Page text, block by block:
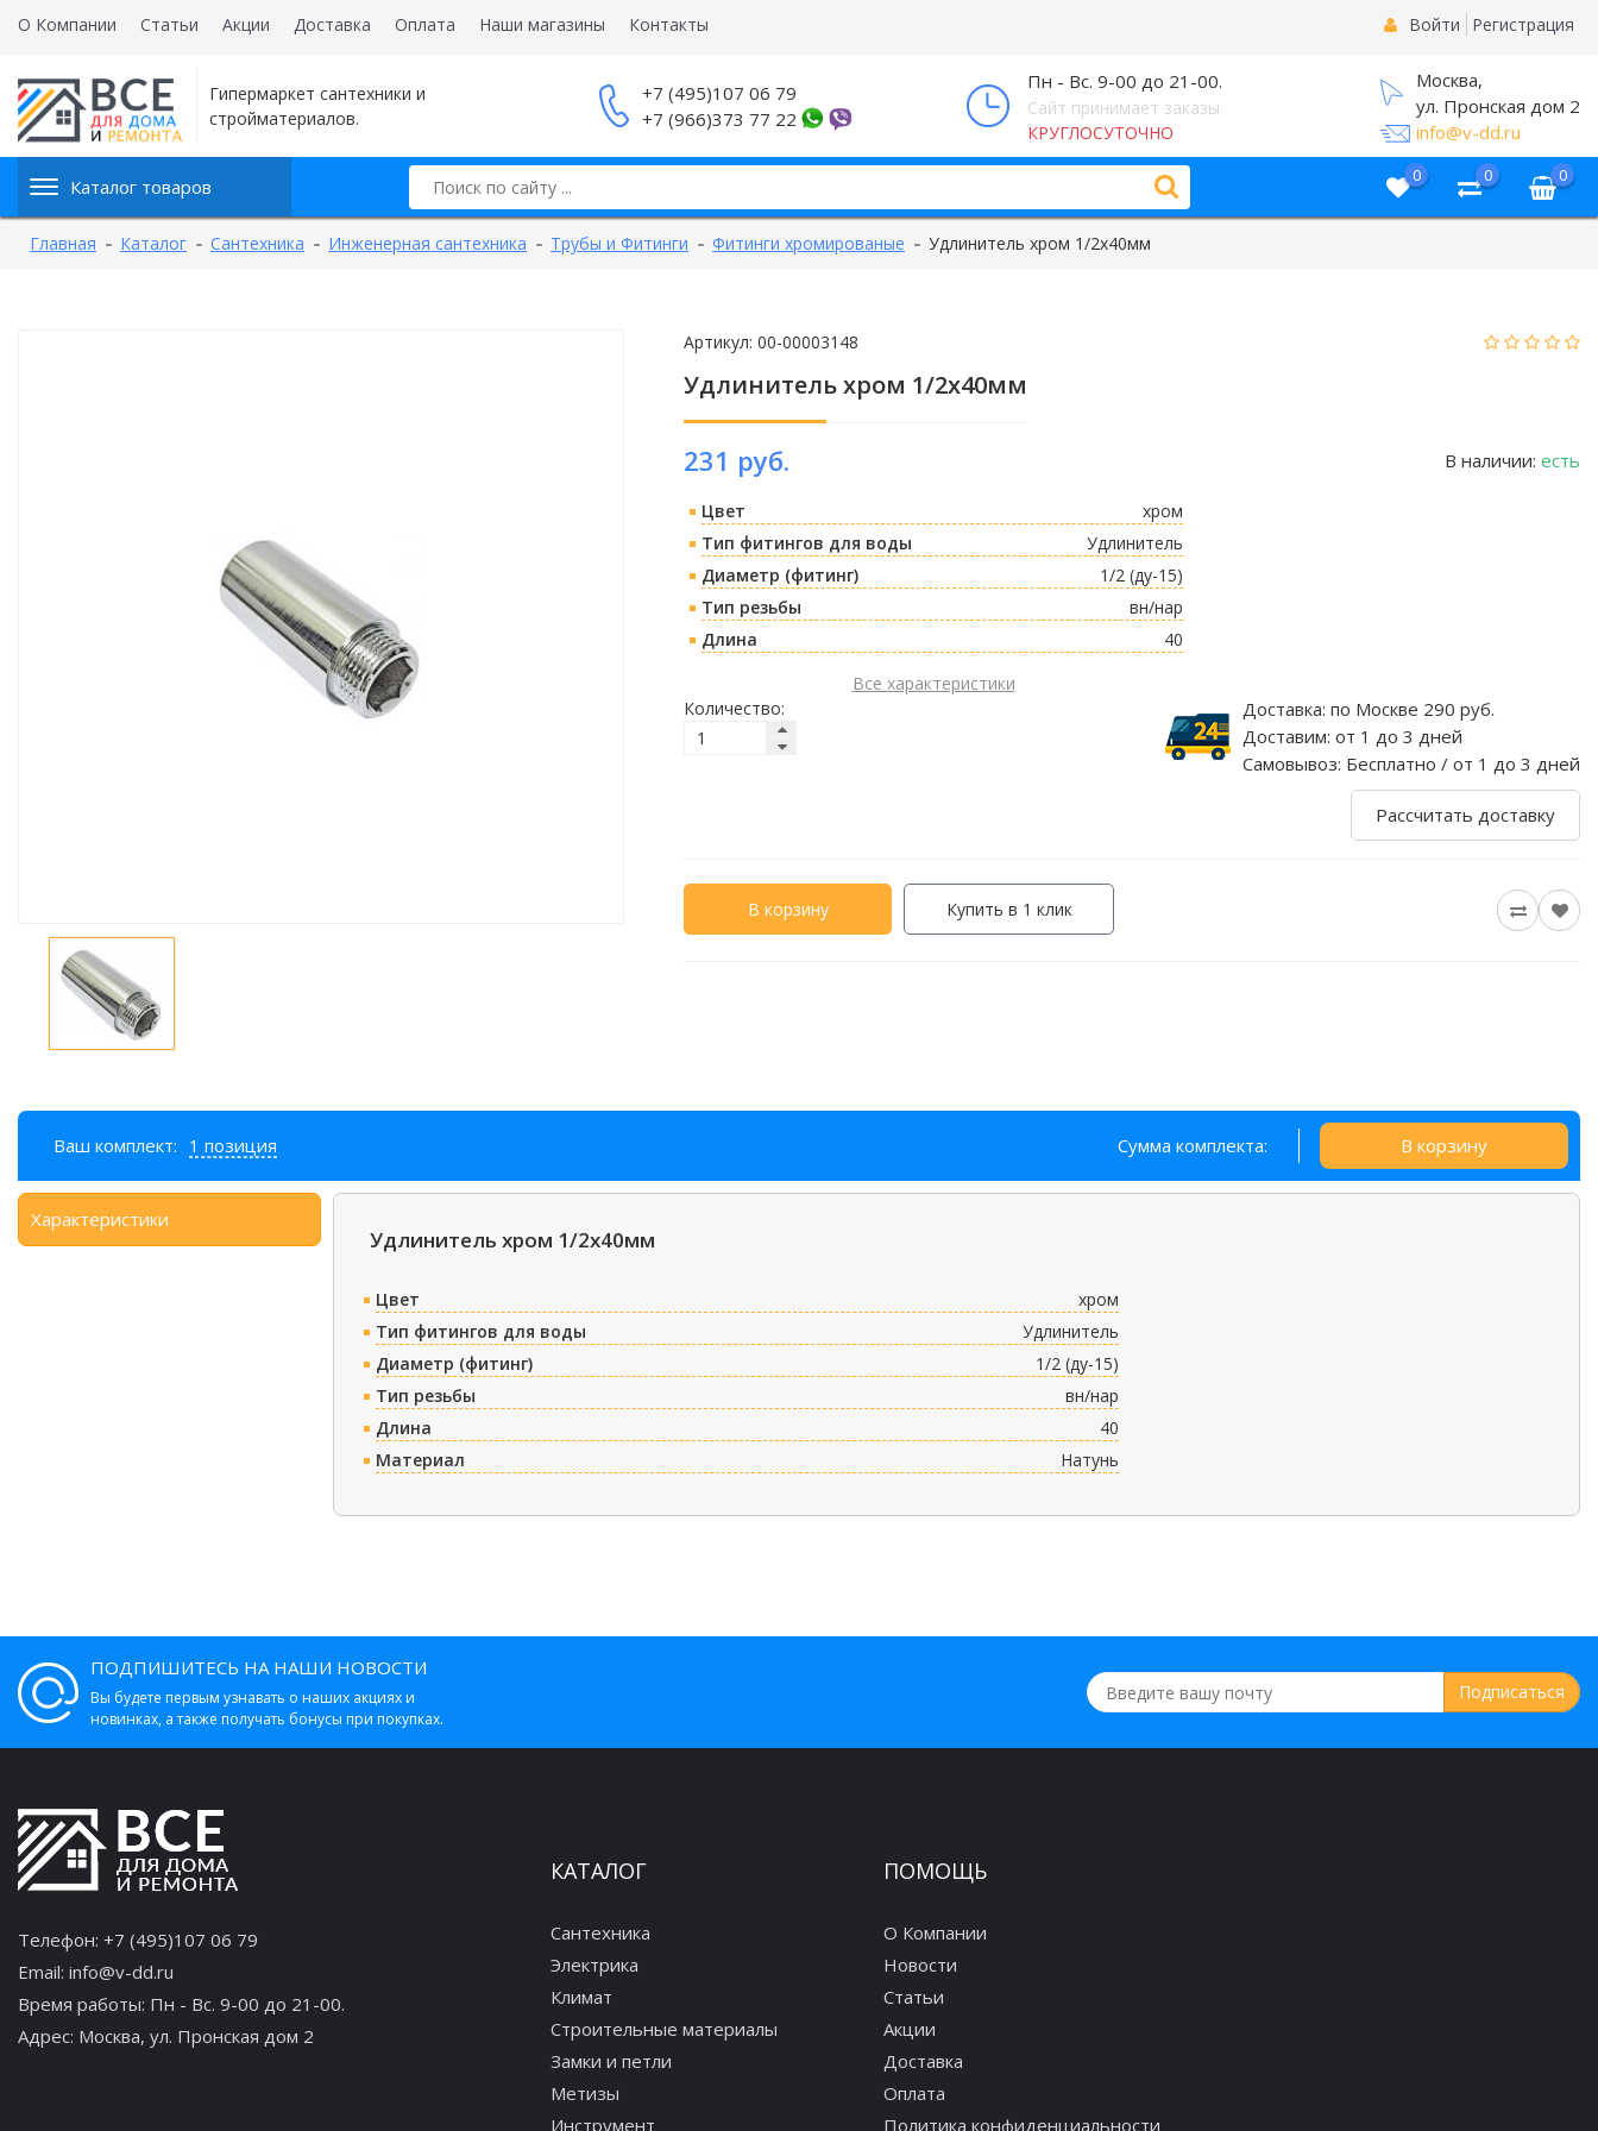
О Компании Статьи Акции Доставка Оплата Наши магазины Контакты Войти Регистрация
Гипермаркет сантехники и
стройматериалов.
+7 (495)107 06 79
+7 (966)373 77 22
Пн - Вс. 9-00 до 21-00.
Сайт принимает заказы
КРУГЛОСУТОЧНО
Москва,
ул. Пронская дом 2
info@v-dd.ru
Каталог товаров 0 0 0
Главная Каталог Сантехника Инженерная сантехника Трубы и Фитинги Фитинги хромированые Удлинитель хром 1/2х40мм
Артикул: 00-00003148
Удлинитель хром 1/2х40мм
231 руб. В наличии: есть
Цвет
хром
Тип фитингов для воды
Удлинитель
Диаметр (фитинг)
1/2 (ду-15)
Тип резьбы
вн/нар
Длина
40
Все характеристики
Количество:
Доставка: по Москве 290 руб.
Доставим: от 1 до 3 дней
Самовывоз: Бесплатно / от 1 до 3 дней
Рассчитать доставку
В корзину Купить в 1 клик
Ваш комплект: 1 позиция Сумма комплекта: В корзину
Характеристики
Удлинитель хром 1/2х40мм
Цвет
хром
Тип фитингов для воды
Удлинитель
Диаметр (фитинг)
1/2 (ду-15)
Тип резьбы
вн/нар
Длина
40
Материал
Натунь
ПОДПИШИТЕСЬ НА НАШИ НОВОСТИ
Вы будете первым узнавать о наших акциях и
новинках, а также получать бонусы при покупках.
Телефон: +7 (495)107 06 79
Email: info@v-dd.ru
Время работы: Пн - Вс. 9-00 до 21-00.
Адрес: Москва, ул. Пронская дом 2
КАТАЛОГ
Сантехника
Электрика
Климат
Строительные материалы
Замки и петли
Метизы
Инструмент
ПОМОЩЬ
О Компании
Новости
Статьи
Акции
Доставка
Оплата
Политика конфиденциальности